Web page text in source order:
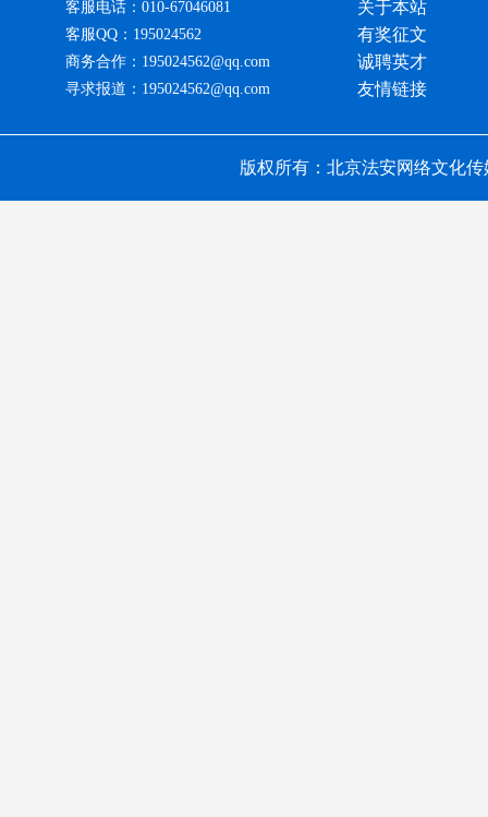
客服电话：010-67046081
客服QQ：195024562
商务合作：195024562@qq.com
寻求报道：195024562@qq.com
关于本站
有奖征文
诚聘英才
友情链接
版权所有：北京法安网络文化